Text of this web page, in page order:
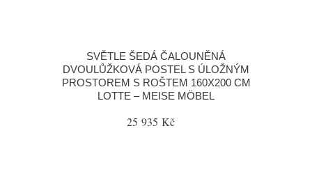
SVĚTLE ŠEDÁ ČALOUNĚNÁ
DVOULŮŽKOVÁ POSTEL S ÚLOŽNÝM
PROSTOREM S ROŠTEM 160X200 CM
LOTTE – MEISE MÖBEL
25 935 Kč